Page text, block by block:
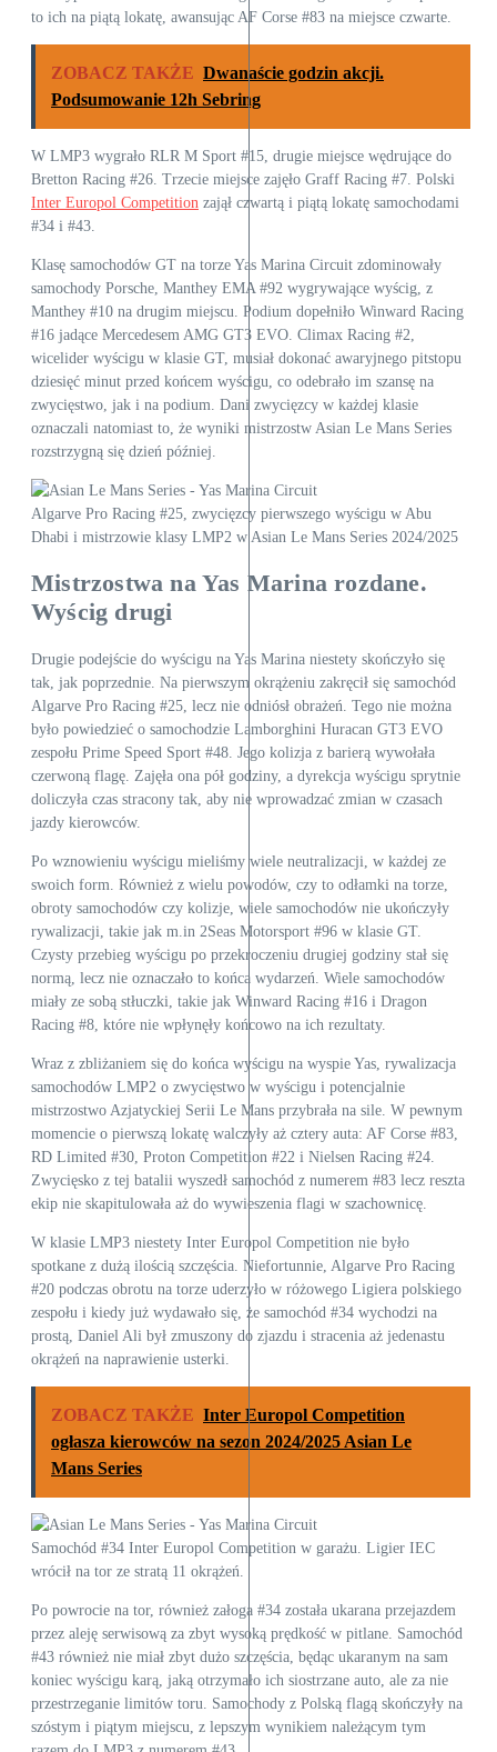
to ich na piątą lokatę, awansując AF Corse #83 na miejsce czwarte.
ZOBACZ TAKŻE Dwanaście godzin akcji.
Podsumowanie 12h Sebring
W LMP3 wygrało RLR M Sport #15, drugie miejsce wędrujące do
Bretton Racing #26. Trzecie miejsce zajęło Graff Racing #7. Polski
Inter Europol Competition zajął czwartą i piątą lokatę samochodami
#34 i #43.
Klasę samochodów GT na torze Yas Marina Circuit zdominowały
samochody Porsche, Manthey EMA #92 wygrywające wyścig, z
Manthey #10 na drugim miejscu. Podium dopełniło Winward Racing
#16 jadące Mercedesem AMG GT3 EVO. Climax Racing #2,
wicelider wyścigu w klasie GT, musiał dokonać awaryjnego pitstopu
dziesięć minut przed końcem wyścigu, co odebrało im szansę na
zwycięstwo, jak i na podium. Dani zwycięzcy w każdej klasie
oznaczali natomiast to, że wyniki mistrzostw Asian Le Mans Series
rozstrzygną się dzień później.
Algarve Pro Racing #25, zwycięzcy pierwszego wyścigu w Abu
Dhabi i mistrzowie klasy LMP2 w Asian Le Mans Series 2024/2025
Mistrzostwa na Yas Marina rozdane.
Wyścig drugi
Drugie podejście do wyścigu na Yas Marina niestety skończyło się
tak, jak poprzednie. Na pierwszym okrążeniu zakręcił się samochód
Algarve Pro Racing #25, lecz nie odniósł obrażeń. Tego nie można
było powiedzieć o samochodzie Lamborghini Huracan GT3 EVO
zespołu Prime Speed Sport #48. Jego kolizja z barierą wywołała
czerwoną flagę. Zajęła ona pół godziny, a dyrekcja wyścigu sprytnie
doliczyła czas stracony tak, aby nie wprowadzać zmian w czasach
jazdy kierowców.
Po wznowieniu wyścigu mieliśmy wiele neutralizacji, w każdej ze
swoich form. Również z wielu powodów, czy to odłamki na torze,
obroty samochodów czy kolizje, wiele samochodów nie ukończyły
rywalizacji, takie jak m.in 2Seas Motorsport #96 w klasie GT.
Czysty przebieg wyścigu po przekroczeniu drugiej godziny stał się
normą, lecz nie oznaczało to końca wydarzeń. Wiele samochodów
miały ze sobą stłuczki, takie jak Winward Racing #16 i Dragon
Racing #8, które nie wpłynęły końcowo na ich rezultaty.
Wraz z zbliżaniem się do końca wyścigu na wyspie Yas, rywalizacja
samochodów LMP2 o zwycięstwo w wyścigu i potencjalnie
mistrzostwo Azjatyckiej Serii Le Mans przybrała na sile. W pewnym
momencie o pierwszą lokatę walczyły aż cztery auta: AF Corse #83,
RD Limited #30, Proton Competition #22 i Nielsen Racing #24.
Zwycięsko z tej batalii wyszedł samochód z numerem #83 lecz reszta
ekip nie skapitulowała aż do wywieszenia flagi w szachownicę.
W klasie LMP3 niestety Inter Europol Competition nie było
spotkane z dużą ilością szczęścia. Niefortunnie, Algarve Pro Racing
#20 podczas obrotu na torze uderzyło w różowego Ligiera polskiego
zespołu i kiedy już wydawało się, że samochód #34 wychodzi na
prostą, Daniel Ali był zmuszony do zjazdu i stracenia aż jedenastu
okrążeń na naprawienie usterki.
ZOBACZ TAKŻE Inter Europol Competition
ogłasza kierowców na sezon 2024/2025 Asian Le
Mans Series
Samochód #34 Inter Europol Competition w garażu. Ligier IEC
wrócił na tor ze stratą 11 okrążeń.
Po powrocie na tor, również załoga #34 została ukarana przejazdem
przez aleję serwisową za zbyt wysoką prędkość w pitlane. Samochód
#43 również nie miał zbyt dużo szczęścia, będąc ukaranym na sam
koniec wyścigu karą, jaką otrzymało ich siostrzane auto, ale za nie
przestrzeganie limitów toru. Samochody z Polską flagą skończyły na
szóstym i piątym miejscu, z lepszym wynikiem należącym tym